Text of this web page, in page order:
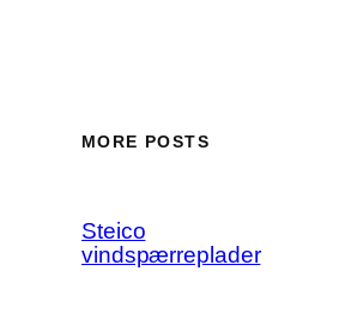
MORE POSTS
Steico
vindspærreplader